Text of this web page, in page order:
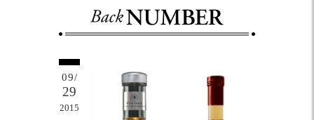
09/
29
2015